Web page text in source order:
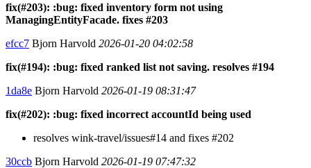
fix(#203): :bug: fixed inventory form not using
ManagingEntityFacade. fixes #203
efcc7 Bjorn Harvold 2026-01-20 04:02:58
fix(#194): :bug: fixed ranked list not saving. resolves #194
1da8e Bjorn Harvold 2026-01-19 08:31:47
fix(#202): :bug: fixed incorrect accountId being used
resolves wink-travel/issues#14 and fixes #202
30ccb Bjorn Harvold 2026-01-19 07:47:32